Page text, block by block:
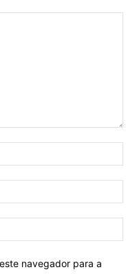
navegador para a